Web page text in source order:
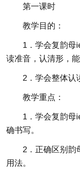
第一课时
教学目的：
1．学会复韵母ie
读准音，认清形，
2．学会整体认读
教学重点：
1．学会复韵母ie
确书写。
2．正确区别韵母
用法。